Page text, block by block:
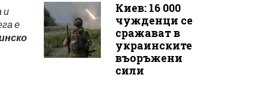
и
е
Киев: 16 000
чужденци се
сражават в
украинските
въоръжени
сили